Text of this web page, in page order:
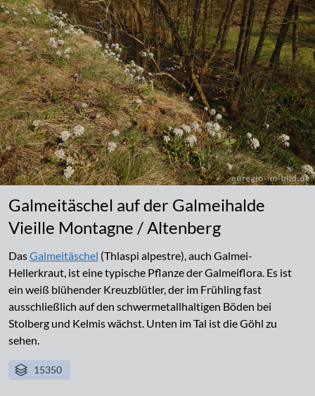
Galmeitäschel auf der Galmeihalde
Vieille Montagne / Altenberg
DasGalmeitäschel (Thlaspi alpestre), auch Galmei-
Hellerkraut, ist eine typische Pflanze der Galmeiflora. Es ist
ein weiß blühender Kreuzblütler, der im Frühling fast
ausschließlich auf den schwermetallhaltigen Böden bei
Stolberg und Kelmis wächst. Unten im Tal ist die Göhl zu
sehen.
15350